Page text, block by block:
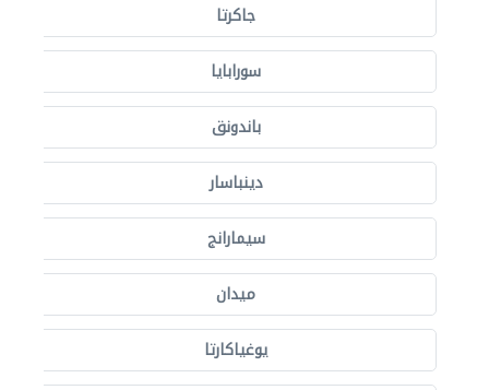
جاكرتا
سورابايا
باندونق
دينباسار
سيمارانج
ميدان
يوغياكارتا